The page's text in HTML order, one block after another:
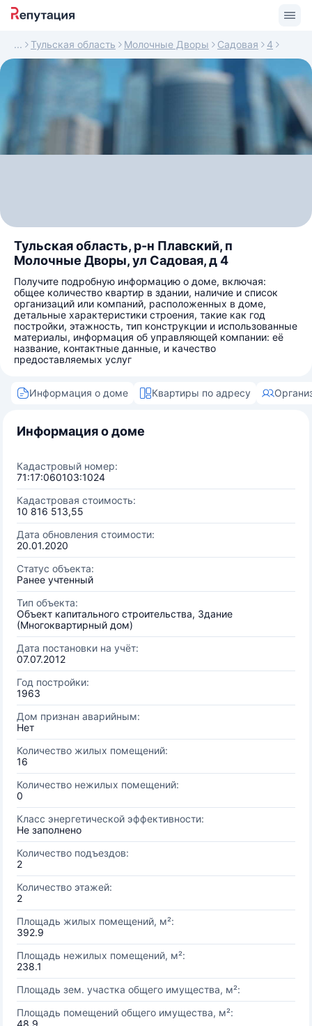
Тульская область Молочные Дворы Садовая 4
Тульская область, р-н Плавский, п
Молочные Дворы, ул Садовая, д 4
Получите подробную информацию о доме, включая:
общее количество квартир в здании, наличие и список
организаций или компаний, расположенных в доме,
детальные характеристики строения, такие как год
постройки, этажность, тип конструкции и использованные
материалы, информация об управляющей компании: её
название, контактные данные, и качество
предоставляемых услуг
Информация о доме Квартиры по адресу
Информация о доме
Кадастровый номер:
71:17:060103:1024
Кадастровая стоимость:
10 816 513,55
Дата обновления стоимости:
20.01.2020
Статус объекта:
Ранее учтенный
Тип объекта:
Объект капитального строительства, Здание
(Многоквартирный дом)
Дата постановки на учёт:
07.07.2012
Год постройки:
1963
Дом признан аварийным:
Нет
Количество жилых помещений:
16
Количество нежилых помещений:
0
Класс энергетической эффективности:
Не заполнено
Количество подъездов:
2
Количество этажей:
2
Площадь жилых помещений, м²:
392.9
Площадь нежилых помещений, м²:
238.1
Площадь зем. участка общего имущества, м²:
Площадь помещений общего имущества, м²:
48.9